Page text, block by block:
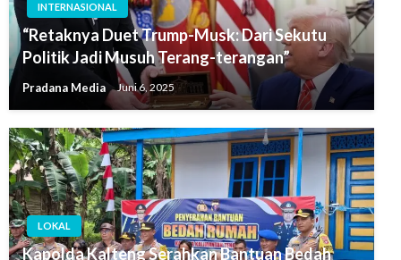
INTERNASIONAL
“Retaknya Duet Trump-Musk: Dari Sekutu
Politik Jadi Musuh Terang-terangan”
Pradana Media Juni 6, 2025
LOKAL
Kapolda Kalteng Serahkan Bantuan Bedah